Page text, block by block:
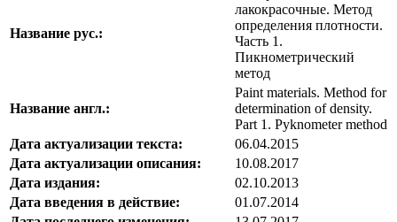
Название рус.:
лакокрасочные. Метод
определения плотности.
Часть 1.
Пикнометрический
метод
Название англ.:
Paint materials. Method for
determination of density.
Part 1. Pyknometer method
Дата актуализации текста:
06.04.2015
Дата актуализации описания:
10.08.2017
Дата издания:
02.10.2013
Дата введения в действие:
01.07.2014